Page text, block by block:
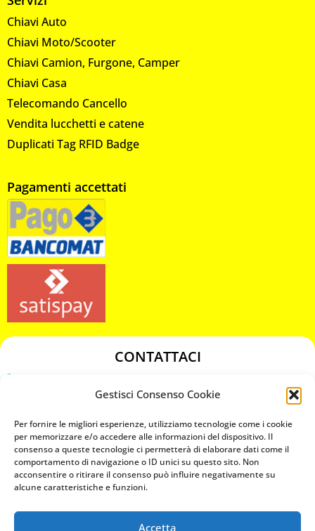
Gestisci Consenso Cookie
Per fornire le migliori esperienze, utilizziamo tecnologie come i cookie
per memorizzare e/o accedere alle informazioni del dispositivo. Il
consenso a queste tecnologie ci permetterà di elaborare dati come il
comportamento di navigazione o ID unici su questo sito. Non
acconsentire o ritirare il consenso può influire negativamente su
alcune caratteristiche e funzioni.
Accetta
Chiavi Auto
Chiavi Moto/Scooter
Chiavi Camion, Furgone, Camper
Chiavi Casa
Telecomando Cancello
Vendita lucchetti e catene
Duplicati Tag RFID Badge
Pagamenti accettati
CONTATTACI
chiavicodificate@gmail.com
Privacy Policy
Cookie Policy